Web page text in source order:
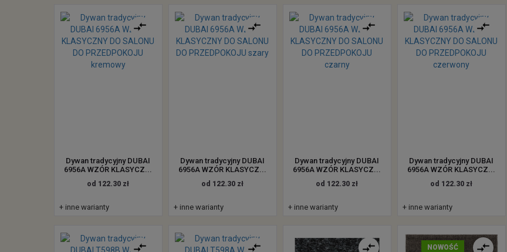
Dywan tradycyjny DUBAI
6956A WZÓR KLASYCZ...
od 122.30 zł
+ inne warianty
Dywan tradycyjny DUBAI
6956A WZÓR KLASYCZ...
od 122.30 zł
+ inne warianty
Dywan tradycyjny DUBAI
6956A WZÓR KLASYCZ...
od 122.30 zł
+ inne warianty
Dywan tradycyjny DUBAI
6956A WZÓR KLASYCZ...
od 122.30 zł
+ inne warianty
NOWOŚĆ